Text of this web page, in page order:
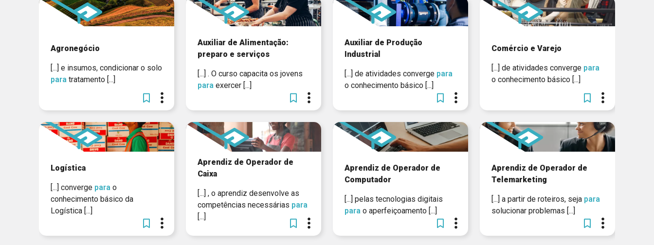
Agronegócio
[...] e insumos, condicionar o solo
para tratamento [...]
Auxiliar de Alimentação:
preparo e serviços
[...] . O curso capacita os jovens
paraexercer [...]
Auxiliar de Produção
Industrial
[...] de atividades converge para
o conhecimento básico [...]
Comércio e Varejo
[...] de atividades converge para
o conhecimento básico [...]
Logística
[...] converge para o
conhecimento básico da
Logística [...]
Aprendiz de Operador de
Caixa
[...] , o aprendiz desenvolve as
competências necessárias para
[...]
Aprendiz de Operador de
Computador
[...] pelas tecnologias digitais
parao aperfeiçoamento [...]
Aprendiz de Operador de
Telemarketing
[...] a partir de roteiros, seja para
solucionar problemas [...]